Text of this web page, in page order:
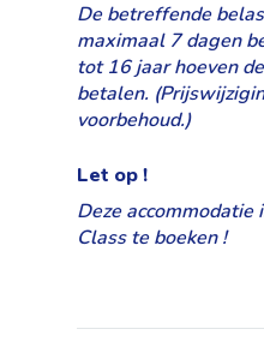
De betreffende
maximaal 7 dagen
tot 16 jaar hoeven
betalen.
voorbehoud.)
Let op !
Deze
Class te boeken !